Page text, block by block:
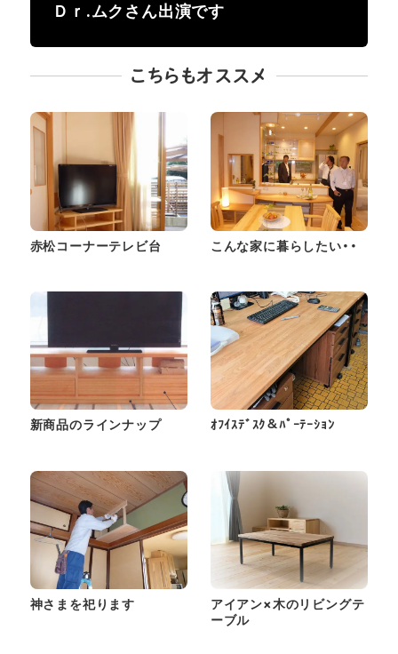
Ｄｒ.ムクさん出演です
こちらもオススメ
赤松コーナーテレビ台 こんな家に暮らしたい・・
新商品のラインナップ ｵﾌｲｽﾃﾞｽｸ＆ﾊﾟｰﾃｰｼｮﾝ
神さまを祀ります
アイアン×木のリビングテ
ーブル